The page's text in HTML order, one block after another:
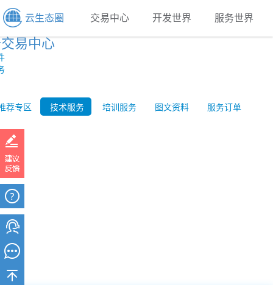
云生态圈 交易中心 开发世界 服务世界
易中心
荐专区 技术服务 培训服务 图文资料 服务订单